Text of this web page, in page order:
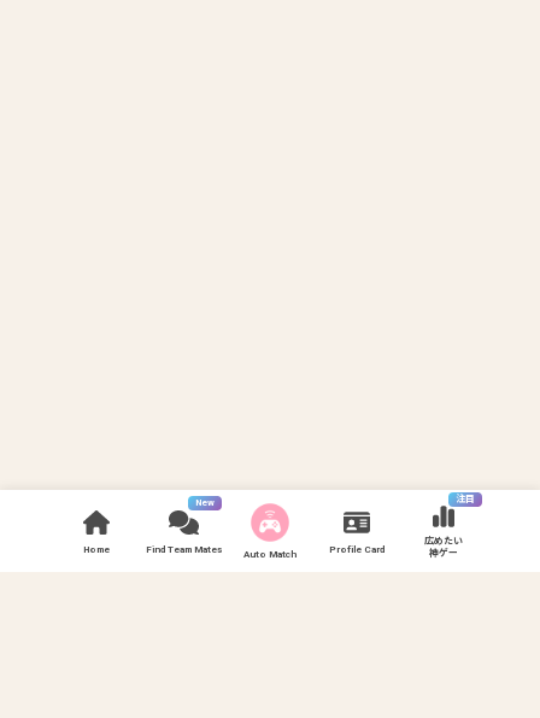
Home
New
Find Team Mates Auto Match Profile Card
注目
広めたい
神ゲー